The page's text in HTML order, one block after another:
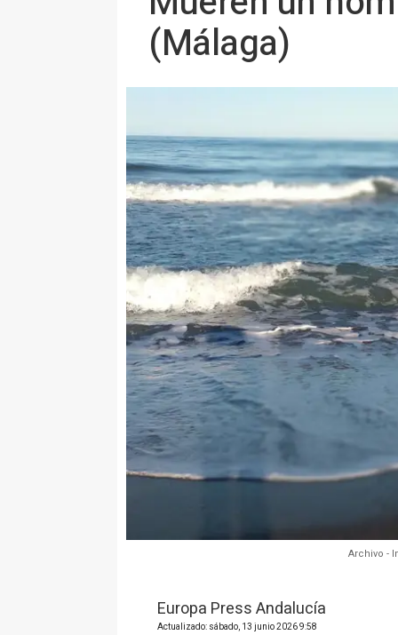
(Málaga)
Archivo -
Europa Press Andalucía
Actualizado: sábado, 13 junio 2026 9:58